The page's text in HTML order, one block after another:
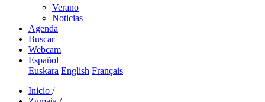
Verano
Noticias
Agenda
Buscar
Webcam
Español
Euskara English Français
Inicio /